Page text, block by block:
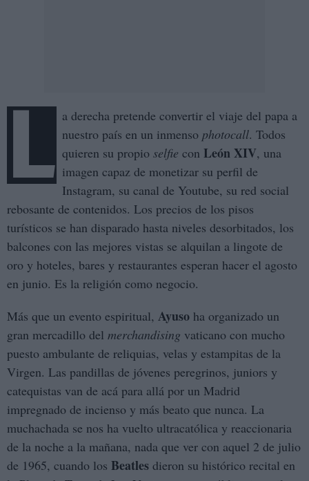
L a derecha pretende convertir el viaje del papa a
nuestro país en un inmenso photocall. Todos
quieren su propio selfie con León XIV, una
imagen capaz de monetizar su perfil de
Instagram, su canal de Youtube, su red social
rebosante de contenidos. Los precios de los pisos
turísticos se han disparado hasta niveles desorbitados, los
balcones con las mejores vistas se alquilan a lingote de
oro y hoteles, bares y restaurantes esperan hacer el agosto
en junio. Es la religión como negocio.
Más que un evento espiritual, Ayuso ha organizado un
gran mercadillo del merchandising vaticano con mucho
puesto ambulante de reliquias, velas y estampitas de la
Virgen. Las pandillas de jóvenes peregrinos, juniors y
catequistas van de acá para allá por un Madrid
impregnado de incienso y más beato que nunca. La
muchachada se nos ha vuelto ultracatólica y reaccionaria
de la noche a la mañana, nada que ver con aquel 2 de julio
de 1965, cuando los Beatles dieron su histórico recital en